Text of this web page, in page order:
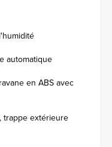
automatique
en ABS avec
trappe extérieure